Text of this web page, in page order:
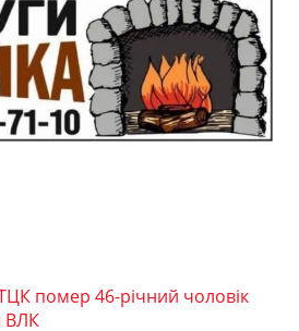
помер 46-річний чоловік
ВЛК